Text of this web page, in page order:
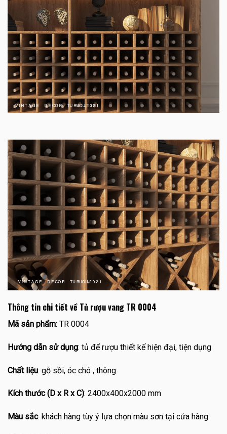
Thông tin chi tiết về Tủ rượu vang TR 0004
Mã sản phẩm: TR 0004
Hướng dẫn sử dụng: tủ để rượu thiết kế hiện đại, tiện dụng
Chất liệu: gỗ sồi, óc chó , thông
Kích thước (D x R x C): 2400x400x2000 mm
Màu sắc: khách hàng tùy ý lựa chọn màu sơn tại cửa hàng